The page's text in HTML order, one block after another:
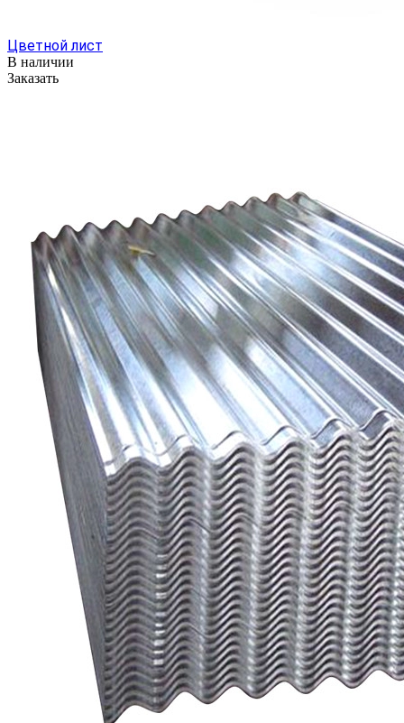
Цветной лист
В наличии
Заказать